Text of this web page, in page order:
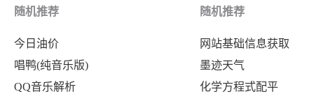
随机推荐
今日油价
唱鸭(纯音乐版)
QQ音乐解析
随机推荐
网站基础信息获取
墨迹天气
化学方程式配平